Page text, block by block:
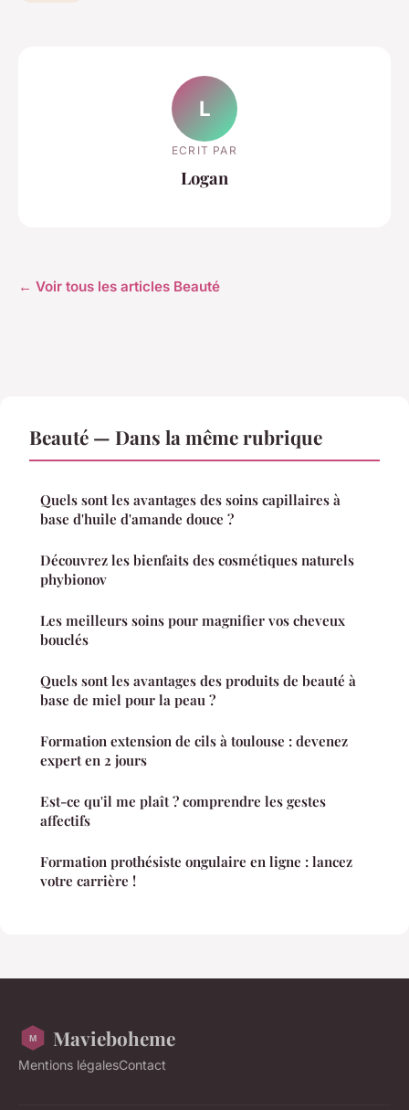
L
ECRIT PAR
Logan
← Voir tous les articles Beauté
Beauté — Dans la même rubrique
Quels sont les avantages des soins capillaires à
base d'huile d'amande douce ?
Découvrez les bienfaits des cosmétiques naturels
phybionov
Les meilleurs soins pour magnifier vos cheveux
bouclés
Quels sont les avantages des produits de beauté à
base de miel pour la peau ?
Formation extension de cils à toulouse : devenez
expert en 2 jours
Est-ce qu'il me plaît ? comprendre les gestes
affectifs
Formation prothésiste ongulaire en ligne : lancez
votre carrière !
Mavieboheme
Mentions légalesContact